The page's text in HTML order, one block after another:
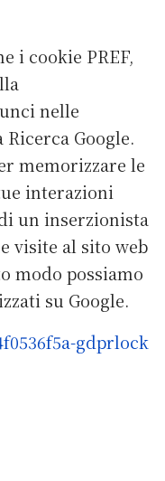
i cookie PREF,
nelle
Google.
memorizzare le
interazioni
un inserzionista
visite al sito web
modo possiamo
su Google.
gdprlock